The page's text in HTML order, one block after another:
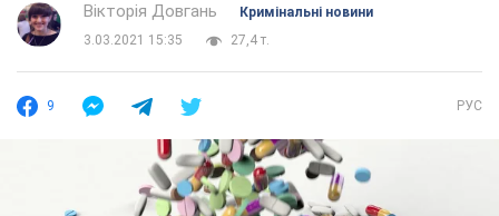
Вікторія Довгань
Кримінальні новини
3.03.2021 15:35
27,4 т.
9 РУС